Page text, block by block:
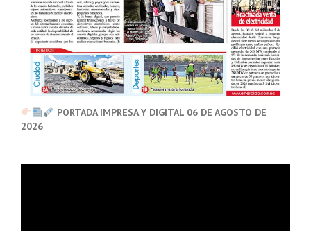
PORTADA IMPRESA Y DIGITAL 06 DE AGOSTO DE
2026